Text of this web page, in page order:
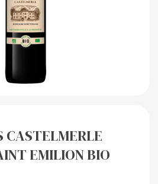
CASTELMERLE
EMILION BIO